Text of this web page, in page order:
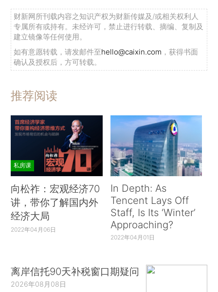
财新网所刊载内容之知识产权为财新传媒及/或相关权利人
专属所有或持有。未经许可，禁止进行转载、摘编、复制及
建立镜像等任何使用。
如有意愿转载，请发邮件至hello@caixin.com ，获得书面
确认及授权后，方可转载。
推荐阅读
私房课
向松祚：宏观经济70
讲，带你了解国内外
经济大局
2022年04月06日
In Depth: As
Tencent Lays Off
Staff, Is Its ‘Winter’
Approaching?
2022年04月01日
离岸信托90天补税窗口期疑问
2026年08月08日